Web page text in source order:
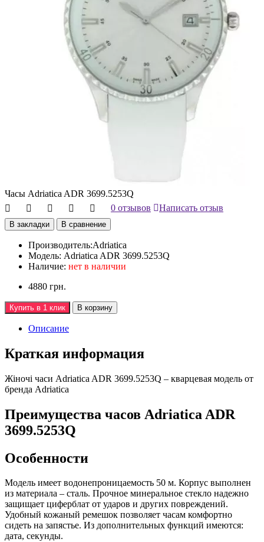
Часы Adriatica ADR 3699.5253Q
0 отзывов
Написать отзыв
В закладки В сравнение
Производитель:Adriatica
Модель: Adriatica ADR 3699.5253Q
Наличие: нет в наличии
4880 грн.
Купить в 1 клик В корзину
Описание
Краткая информация
Жiночi часи Adriatica ADR 3699.5253Q – кварцевая модель от
бренда Adriatica
Преимущества часов Adriatica ADR
3699.5253Q
Особенности
Модель имеет водонепроницаемость 50 м. Корпус выполнен
из материала – сталь. Прочное минеральное стекло надежно
защищает циферблат от ударов и других повреждений.
Удобный кожаный ремешок позволяет часам комфортно
сидеть на запястье. Из дополнительных функций имеются:
дата, секунды.